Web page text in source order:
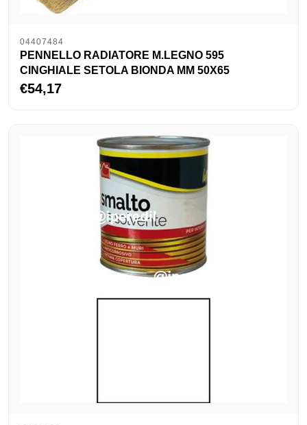
04407484
PENNELLO RADIATORE M.LEGNO 595
CINGHIALE SETOLA BIONDA MM 50X65
€54,17